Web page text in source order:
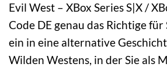
Evil West – XBox Series S|X /
Code DE genau das Richtige für
ein in eine alternative
Wilden Westens, in der Sie als